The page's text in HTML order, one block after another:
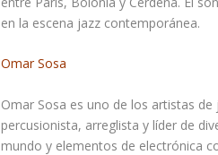
en la escena jazz contemporánea.
Omar Sosa
Omar Sosa es uno de los artistas
percusionista, arreglista y líder de
mundo y elementos de electrónica